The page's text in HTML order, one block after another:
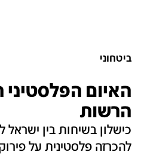
ביטחוני
האיום
הרשות
כישלון בשיחות בין ישראל
להכרזה פלסטינית על